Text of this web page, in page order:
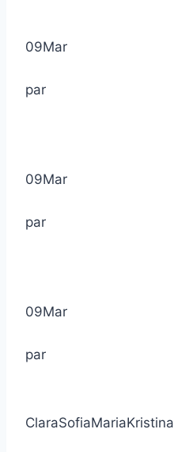
09Mar
par
09Mar
par
09Mar
par
ClaraSofiaMariaKristina